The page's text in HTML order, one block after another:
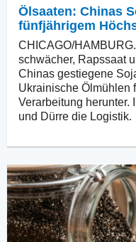
Ölsaaten: Chinas
fünfjährigem
CHICAGO/
schwächer, Rapssaat
Chinas gestiegene
Ukrainische Ölmühlen
Verarbeitung herunter.
und Dürre die Logistik.